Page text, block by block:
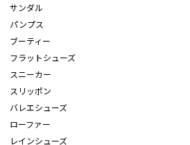
サンダル
パンプス
ブーティー
フラットシューズ
スニーカー
スリッポン
バレエシューズ
ローファー
レインシューズ